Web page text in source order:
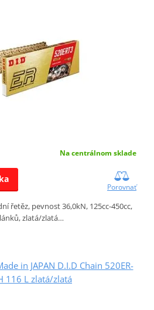
Na centrálnom sklade
Porovnať
řetěz, pevnost 36,0kN, 125cc-450cc,
zlatá/zlatá…
in JAPAN D.I.D Chain 520ER-
116 L zlatá/zlatá